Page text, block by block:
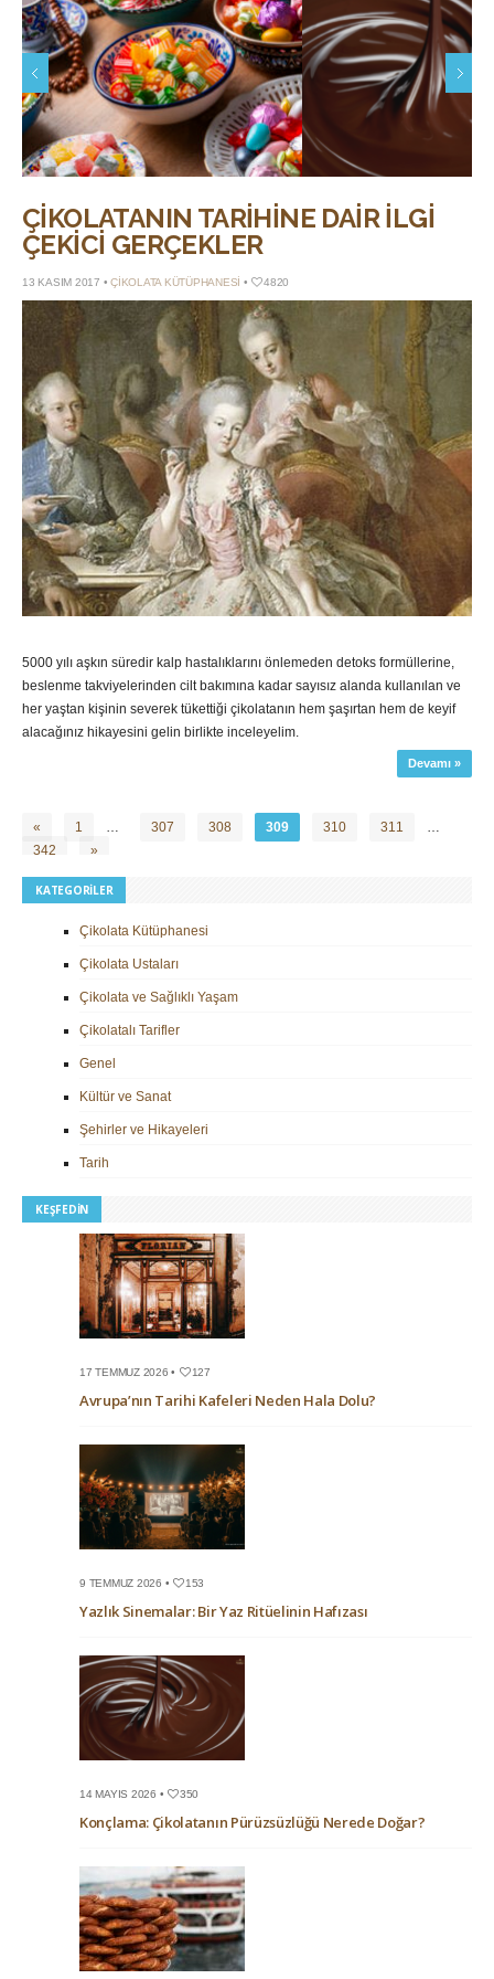
Bayram Şekerinden Çikolataya:
İkram Tepsisinin Sessiz Dönüşümü
Konçlama: Çikolatanın
Nerede Doğar?
ÇIKOLATANIN TARIHINE DAIR İLGI
ÇEKICI GERÇEKLER
13 KASIM 2017 • ÇIKOLATA KÜTÜPHANESI • 4820
5000 yılı aşkın süredir kalp hastalıklarını önlemeden detoks formüllerine,
beslenme takviyelerinden cilt bakımına kadar sayısız alanda kullanılan ve
her yaştan kişinin severek tükettiği çikolatanın hem şaşırtan hem de keyif
alacağınız hikayesini gelin birlikte inceleyelim.
Devamı »
« 1 … 307 308 309 310 311
…
342
»
KATEGORILER
Çikolata Kütüphanesi
Çikolata Ustaları
Çikolata ve Sağlıklı Yaşam
Çikolatalı Tarifler
Genel
Kültür ve Sanat
Şehirler ve Hikayeleri
Tarih
KEŞFEDIN
17 TEMMUZ 2026 • 127
Avrupa’nın Tarihi Kafeleri Neden Hala Dolu?
9 TEMMUZ 2026 • 153
Yazlık Sinemalar: Bir Yaz Ritüelinin Hafızası
14 MAYIS 2026 • 350
Konçlama: Çikolatanın Pürüzsüzlüğü Nerede Doğar?